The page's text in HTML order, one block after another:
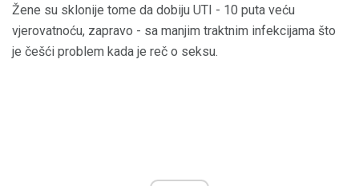
Žene su sklonije tome da dobiju UTI - 10 puta veću
vjerovatnoću, zapravo - sa manjim traktnim infekcijama što
je češći problem kada je reč o seksu.